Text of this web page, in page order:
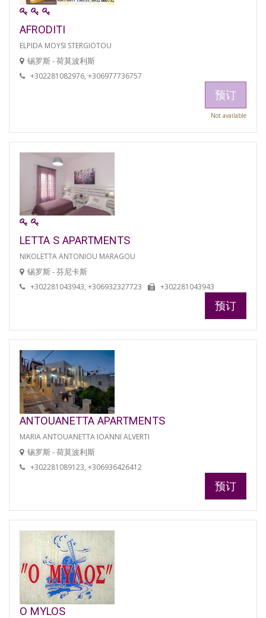
AFRODITI
ELPIDA MOYSI STERGIOTOU
锡罗斯 - 荷莫波利斯
+302281082976, +306977736757
预订
Not available
LETTA S APARTMENTS
NIKOLETTA ANTONIOU MARAGOU
锡罗斯 - 芬尼卡斯
+302281043943, +306932327723 +302281043943
预订
ANTOUANETTA APARTMENTS
MARIA ANTOUANETTA IOANNI ALVERTI
锡罗斯 - 荷莫波利斯
+302281089123, +306936426412
预订
O MYLOS